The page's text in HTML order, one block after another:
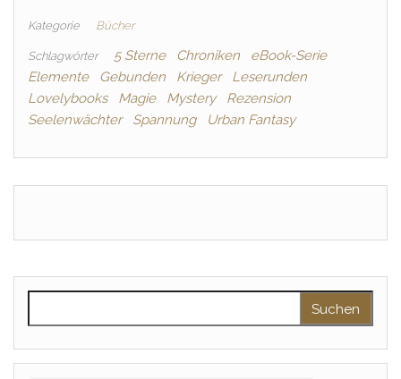
Kategorie Bücher
Schlagwörter 5 Sterne Chroniken
eBook-Serie
Elemente
Gebunden Krieger
Leserunden
Lovelybooks
Magie Mystery
Rezension
Seelenwächter
Spannung Urban Fantasy